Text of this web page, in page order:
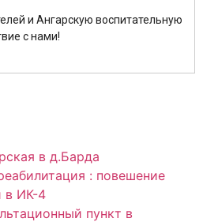
и Ангарскую воспитательную
с нами!
в д.Барда
: повешение
в ИК-4
пункт в